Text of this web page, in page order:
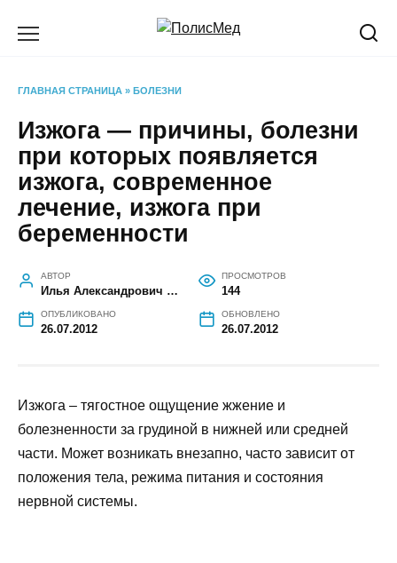
ГЛАВНАЯ СТРАНИЦА » БОЛЕЗНИ
Изжога — причины, болезни
при которых появляется
изжога, современное
лечение, изжога при
беременности
АВТОР
Илья Александрович Кисляков
ПРОСМОТРОВ
144
ОПУБЛИКОВАНО
26.07.2012
ОБНОВЛЕНО
26.07.2012
Изжога – тягостное ощущение жжение и
болезненности за грудиной в нижней или средней
части. Может возникать внезапно, часто зависит от
положения тела, режима питания и состояния
нервной системы.